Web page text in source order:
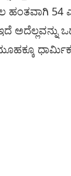
54
ಅದೆಲ್ಲವನ್ನು